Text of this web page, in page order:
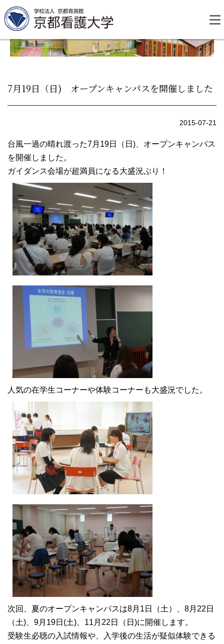
大学紹介
看護学部・編入学
学校生活
大学院【博士前期課程】
大学院【博士後期課程】
感染管理認定看護師教育課程
看護の智協働開発センター
入試案内
在校生専用
to
7月19日（日) オープンキャンパスを開催しました
2015-07-21
台風一過の晴れ渡った7月19日（日)、オープンキャンパス
を開催しました。
ガイダンス会場が超満員になる大盛況ぶり！
人気の在学生コーナーや体験コーナーも大盛況でした。
次回、夏のオープンキャンパスは8月1日（土）、8月22日
（土)、9月19日(土)、11月22日（日)に開催します。
受験生必聴の入試情報や、入学後の生活が疑似体験できる